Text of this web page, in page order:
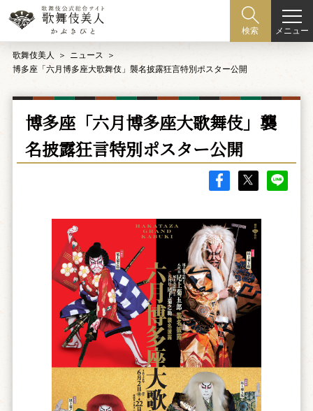
検索 メニュー
歌舞伎美人
ニュース
博多座「六月博多座大歌舞伎」襲名披露狂言特別ポスター公開
博多座「六月博多座大歌舞伎」襲
名披露狂言特別ポスター公開